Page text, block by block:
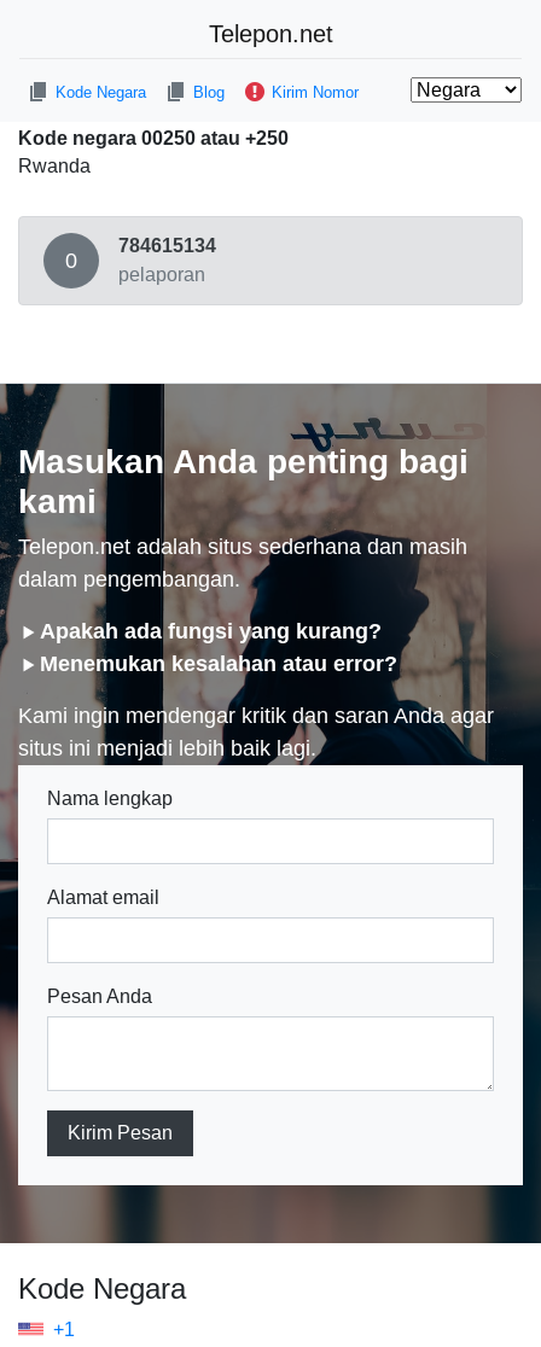
Telepon.net
Kode Negara Blog Kirim Nomor
Kode negara 00250 atau +250
Rwanda
0
784615134
pelaporan
Masukan Anda penting bagi
kami
Telepon.net adalah situs sederhana dan masih
dalam pengembangan.
Apakah ada fungsi yang kurang?
Menemukan kesalahan atau error?
Kami ingin mendengar kritik dan saran Anda agar
situs ini menjadi lebih baik lagi.
Nama lengkap
Alamat email
Pesan Anda
Kirim Pesan
Kode Negara
+1